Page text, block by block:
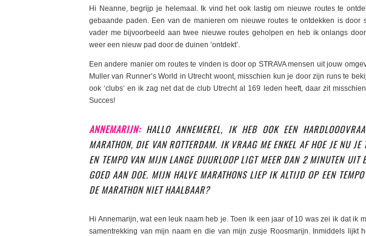
Hi Neanne, begrijp je helemaal. Ik vind het ook lastig om nieuwe routes te
gebaande paden. Een van de manieren om nieuwe routes te ontdekken is door
vader me bijvoorbeeld aan twee nieuwe routes geholpen en heb ik onlangs
weer een nieuw pad door de duinen ‘ontdekt’.
Een andere manier om routes te vinden is door op STRAVA mensen uit jouw
Muller van Runner’s World in Utrecht woont, misschien kun je door zijn runs te
ook ‘clubs’ en ik zag net dat de club Utrecht al 169 leden heeft, daar zit
Succes!
ANNEMARIJN: HALLO ANNEMEREL, IK HEB OOK EEN
MARATHON, DIE VAN ROTTERDAM. IK VRAAG ME ENKEL AF HOE JE NU
EN TEMPO VAN MIJN LANGE DUURLOOP LIGT MEER DAN 2 MINUTEN UIT
GOED AAN DOE. MIJN HALVE MARATHONS LIEP IK ALTIJD OP EEN
DE MARATHON NIET HAALBAAR?
Hi Annemarijn, wat een leuk naam heb je. Toen ik een jaar of 10 was zei ik dat ik
samentrekking van mijn naam en die van mijn zusje Roosmarijn. Inmiddels lijkt